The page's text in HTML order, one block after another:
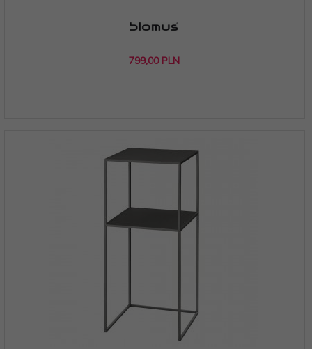
799,00 PLN